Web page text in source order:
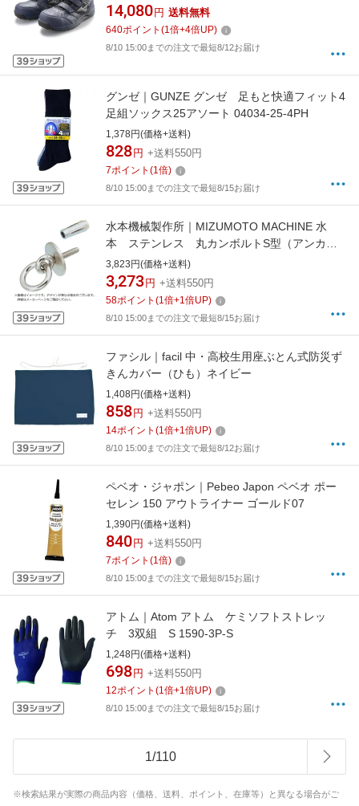
オールマイティLSII21M 靴幅：3E相当(ネイビ
ー×ダークシルバー) F1GA2200【JSAA・普通
作業用(A種)認定品 耐滑 プロテクティブスニー
カー】
14,080 円 送料無料
640ポイント (1倍+4倍UP)
8/10 15:00までの注文で最短8/12お届け
グンゼ｜GUNZE グンゼ 足もと快適フィット4
足組ソックス25アソート 04034-25-4PH
1,378円(価格+送料)
828 円 +送料550円
7ポイント (1倍)
8/10 15:00までの注文で最短8/15お届け
水本機械製作所｜MIZUMOTO MACHINE 水
本 ステンレス 丸カンボルトS型（アンカー
プラグ付） 捻子径W−3／8 B-937
3,823円(価格+送料)
3,273 円 +送料550円
58ポイント (1倍+1倍UP)
8/10 15:00までの注文で最短8/15お届け
ファシル｜facil 中・高校生用座ぶとん式防災ず
きんカバー（ひも）ネイビー
1,408円(価格+送料)
858 円 +送料550円
14ポイント (1倍+1倍UP)
8/10 15:00までの注文で最短8/12お届け
ペベオ・ジャポン｜Pebeo Japon ペベオ ポー
セレン 150 アウトライナー ゴールド07
1,390円(価格+送料)
840 円 +送料550円
7ポイント (1倍)
8/10 15:00までの注文で最短8/15お届け
アトム｜Atom アトム ケミソフトストレッ
チ 3双組 S 1590-3P-S
1,248円(価格+送料)
698 円 +送料550円
12ポイント (1倍+1倍UP)
8/10 15:00までの注文で最短8/15お届け
1/110
※検索結果が実際の商品内容（価格、送料、ポイント、在庫等）と異なる場合がご